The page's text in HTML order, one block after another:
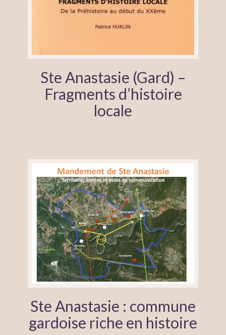
Ste Anastasie (Gard) –
Fragments d’histoire
locale
Ste Anastasie : commune
gardoise riche en histoire